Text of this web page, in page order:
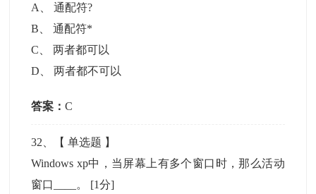
A
、通配符?
B 、通配符*
C 、两者都可以
D 、两者都不可以
答案：C
32 、【单选题 】
Windows xp中，当屏幕上有多个窗口时，那么活动
窗口____。 [1分]